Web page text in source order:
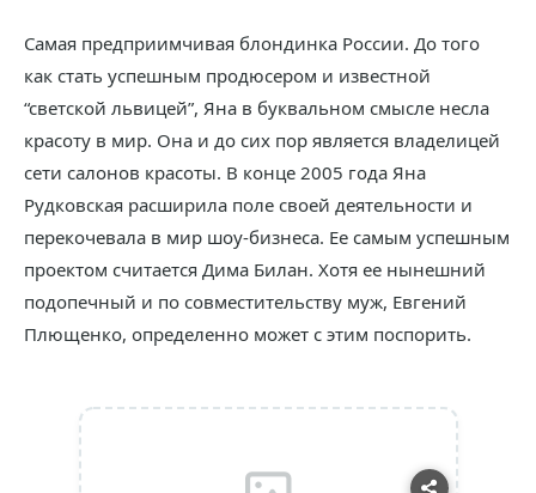
Самая предприимчивая блондинка России. До того
как стать успешным продюсером и известной
“светской львицей”, Яна в буквальном смысле несла
красоту в мир. Она и до сих пор является владелицей
сети салонов красоты. В конце 2005 года Яна
Рудковская расширила поле своей деятельности и
перекочевала в мир шоу-бизнеса. Ее самым успешным
проектом считается Дима Билан. Хотя ее нынешний
подопечный и по совместительству муж, Евгений
Плющенко, определенно может с этим поспорить.